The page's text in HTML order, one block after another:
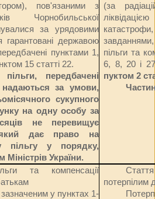
пов'язаними з
Чорнобильської
за урядовими
державою
пунктами 1,
15 статті 22.
передбачені
надаються за умови,
сукупного
на одну особу за
не перевищує
дає право на
пільгу у порядку,
України.
(за
пільги та
6, 8, 20 і 27
пуктом 2
та компенсації
у пунктах 1-
потерпілим